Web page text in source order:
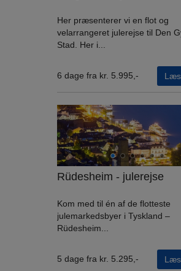
Her præsenterer vi en flot og
velarrangeret julerejse til Den
Stad. Her i...
6 dage fra kr. 5.995,-
Rüdesheim - julerejse
Kom med til én af de flotteste
julemarkedsbyer i Tyskland –
Rüdesheim...
5 dage fra kr. 5.295,-